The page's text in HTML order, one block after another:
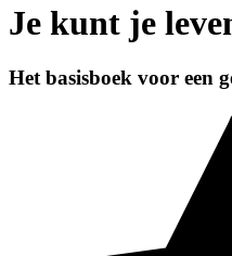
Je kunt je
Het basisboek voor een